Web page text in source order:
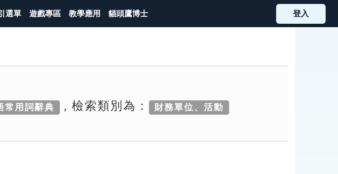
選單 遊戲專區 教學應用 貓頭鷹博士 登入
常用詞辭典 , 檢索類別為： 財務單位、活動